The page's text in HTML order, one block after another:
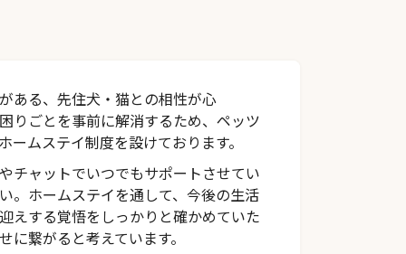
ある、先住犬・猫との相性が心
りごとを事前に解消するため、ペッツ
ムステイ制度を設けております。
チャットでいつでもサポートさせてい
。ホームステイを通して、今後の生活
えする覚悟をしっかりと確かめていた
繋がると考えています。